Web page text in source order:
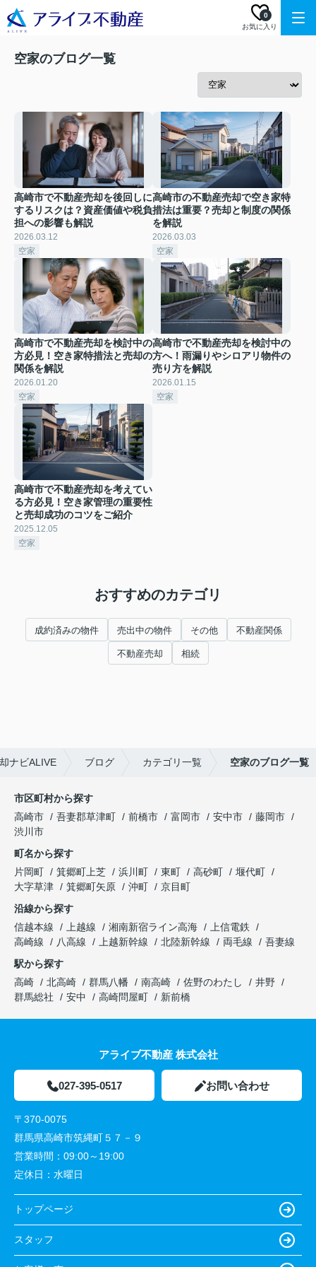
お気に入り
0
空家のブログ一覧
高崎市で不動産売却を後回しに
するリスクは？資産価値や税負
担への影響も解説
2026.03.12
空家
高崎市の不動産売却で空き家特
措法は重要？売却と制度の関係
を解説
2026.03.03
空家
高崎市で不動産売却を検討中の
方必見！空き家特措法と売却の
関係を解説
2026.01.20
空家
高崎市で不動産売却を検討中の
方へ！雨漏りやシロアリ物件の
売り方を解説
2026.01.15
空家
高崎市で不動産売却を考えてい
る方必見！空き家管理の重要性
と売却成功のコツをご紹介
2025.12.05
空家
おすすめのカテゴリ
成約済みの物件 売出中の物件 その他 不動産関係
不動産売却 相続
ナビALIVE ブログ カテゴリ一覧 空家のブログ一覧
市区町村から探す
高崎市
吾妻郡草津町 前橋市 富岡市 安中市
藤岡市
渋川市
町名から探す
片岡町
箕郷町上芝 浜川町 東町 高砂町
堰代町
大字草津
箕郷町矢原 沖町
京目町
沿線から探す
信越本線
上越線 湘南新宿ライン高海
上信電鉄
高崎線
八高線 上越新幹線 北陸新幹線 両毛線
吾妻線
駅から探す
高崎
北高崎 群馬八幡 南高崎 佐野のわたし
井野
群馬総社
安中 高崎問屋町 新前橋
アライブ不動産 株式会社
027-395-0517 お問い合わせ
〒370-0075
群馬県高崎市筑縄町５７－９
営業時間： 09:00～19:00
定休日： 水曜日
トップページ
スタッフ